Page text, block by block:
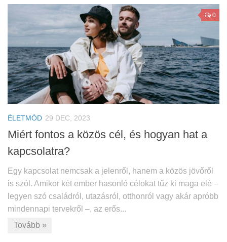
0
ÉLETMÓD 29 DEC, 2023
Miért fontos a közös cél, és hogyan hat a
kapcsolatra?
Egy kapcsolat nemcsak a jelenről, hanem a közös jövőről
is szól. Amikor két ember hasonló célokat tűz ki maga elé –
legyen szó családról, utazásról, otthonról vagy akár apróbb
mindennapi tervekről –, az erős...
Tovább »